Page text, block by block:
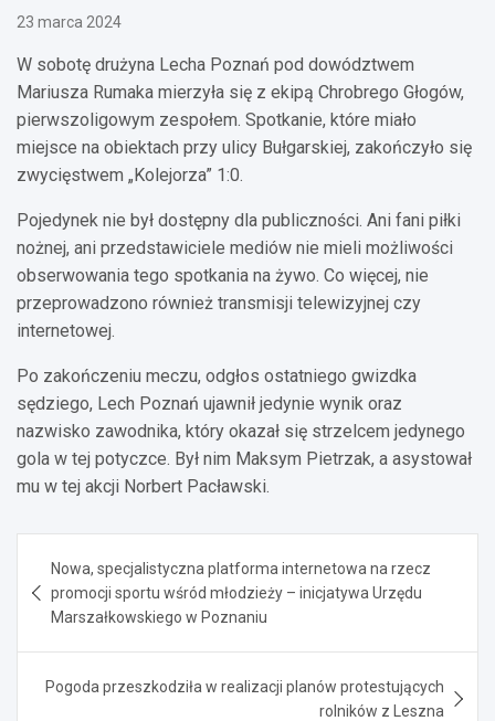
23 marca 2024
W sobotę drużyna Lecha Poznań pod dowództwem
Mariusza Rumaka mierzyła się z ekipą Chrobrego Głogów,
pierwszoligowym zespołem. Spotkanie, które miało
miejsce na obiektach przy ulicy Bułgarskiej, zakończyło się
zwycięstwem „Kolejorza” 1:0.
Pojedynek nie był dostępny dla publiczności. Ani fani piłki
nożnej, ani przedstawiciele mediów nie mieli możliwości
obserwowania tego spotkania na żywo. Co więcej, nie
przeprowadzono również transmisji telewizyjnej czy
internetowej.
Po zakończeniu meczu, odgłos ostatniego gwizdka
sędziego, Lech Poznań ujawnił jedynie wynik oraz
nazwisko zawodnika, który okazał się strzelcem jedynego
gola w tej potyczce. Był nim Maksym Pietrzak, a asystował
mu w tej akcji Norbert Pacławski.
wpisu
Nowa, specjalistyczna platforma internetowa na rzecz
promocji sportu wśród młodzieży – inicjatywa Urzędu
Marszałkowskiego w Poznaniu
Pogoda przeszkodziła w realizacji planów protestujących
rolników z Leszna